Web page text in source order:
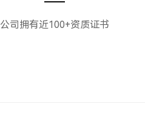
公司拥有近100+资质证书